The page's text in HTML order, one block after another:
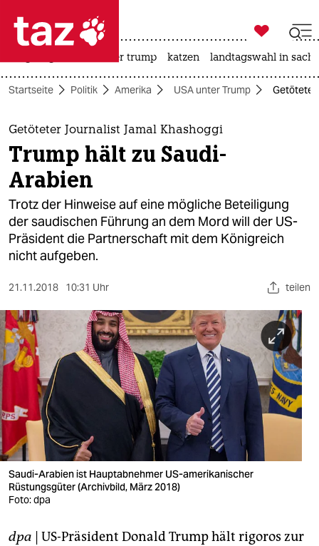
 taz zahl ich
taz zahl ich
themen
politik
öko
gesellschaft
kultur
sport
berlin
nord
wahrheit
verlag
verlag
veranstaltungen
shop
fragen & hilfe

taz zahl ich
usa unter trump katzen landtagswahl in
Startseite Politik Amerika USA unter Trump Getöteter
Getöteter Journalist Jamal Khashoggi
Trump hält zu Saudi-
Arabien
Trotz der Hinweise auf eine mögliche Beteiligung
der saudischen Führung an dem Mord will der US-
Präsident die Partnerschaft mit dem Königreich
nicht aufgeben.
21.11.2018 10:31 Uhr teilen
Saudi-Arabien ist Hauptabnehmer US-amerikanischer
Rüstungsgüter (Archivbild, März 2018)
Foto: dpa
dpa | US-Präsident Donald Trump hält rigoros zur